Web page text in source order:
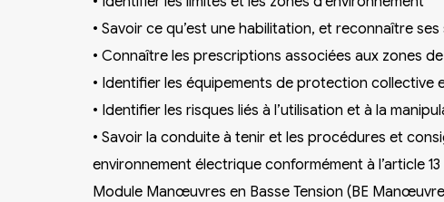
• Savoir ce qu’est une habilitation, et reconnaître ses
• Connaître les prescriptions associées aux zones
• Identifier les équipements de protection collective
• Identifier les risques liés à l’utilisation et à la
• Savoir la conduite à tenir et les procédures et
environnement électrique conformément à l’article 13
Module Manœuvres en Basse Tension (BE